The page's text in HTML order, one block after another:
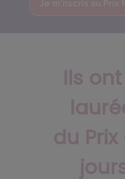
Ils
du Prix